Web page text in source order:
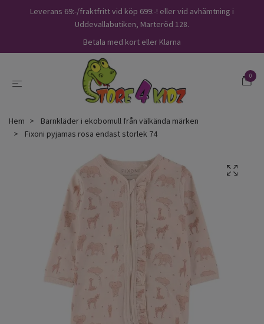
Leverans 69:-/fraktfritt vid köp 699:-! eller vid avhämtning i
Uddevallabutiken, Marteröd 128.
Betala med kort eller Klarna
0
Hem
Barnkläder i ekobomull från välkända märken
Fixoni pyjamas rosa endast storlek 74